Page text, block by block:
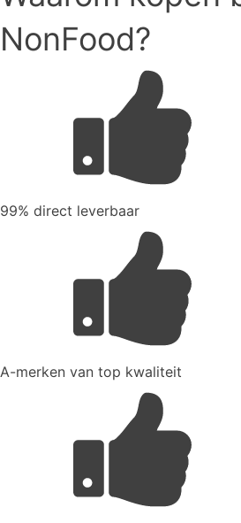
NonFood?
99% direct leverbaar
A-merken van top kwaliteit